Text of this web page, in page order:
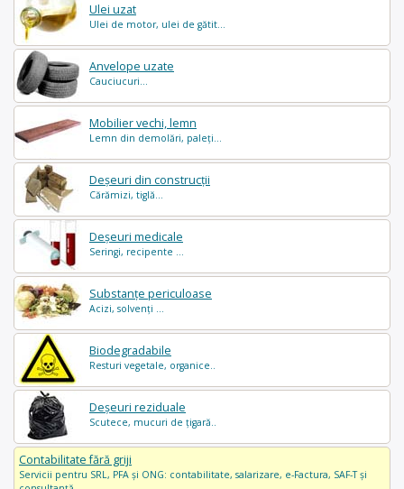
Ulei uzat
Ulei de motor, ulei de gătit...
Anvelope uzate
Cauciucuri...
Mobilier vechi, lemn
Lemn din demolări, paleți...
Deșeuri din construcții
Cărămizi, tiglă...
Deșeuri medicale
Seringi, recipente ...
Substanțe periculoase
Acizi, solvenți ...
Biodegradabile
Resturi vegetale, organice..
Deșeuri reziduale
Scutece, mucuri de țigară..
Contabilitate fără griji
Servicii pentru SRL, PFA și ONG: contabilitate, salarizare, e-Factura, SAF-T și